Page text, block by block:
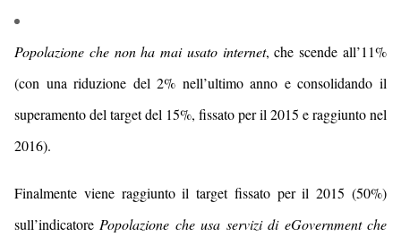
Popolazione che non ha mai usato internet, chescende all’11%
(con una riduzione del 2% nell’ultimo anno e consolidando il
superamento del target del 15%, fissato per il 2015 e raggiuntonel
2016).
Finalmente viene raggiunto il target fissato per il 2015 (50%)
sull’indicatore Popolazione che usa servizi di eGovernment che